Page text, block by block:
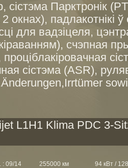
сістэма Парктронік
окнах), падлакотнікі
для вадзіцеля,
счэпная
проціблакіровачная
сістэма (ASR),
L1H1 Klima PDC 3-
: 09/14 255000 км 94 кВт /